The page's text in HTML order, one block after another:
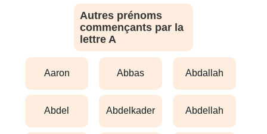
Autres prénoms
commençants par la
lettre A
aaron abbas abdallah
abdel abdelkader abdellah